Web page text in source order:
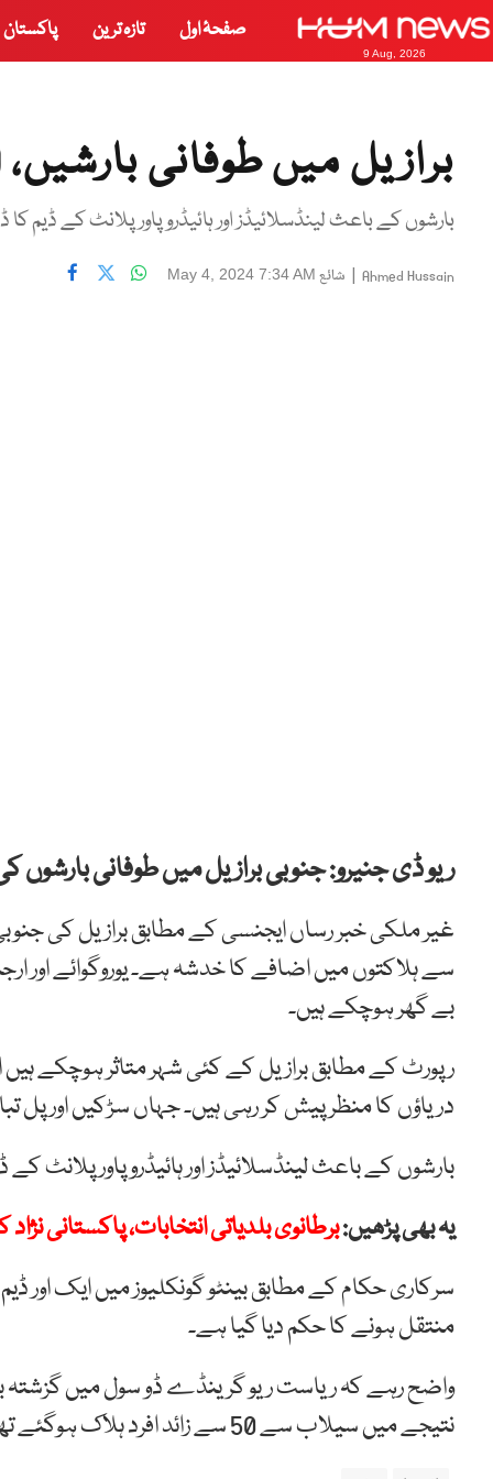
9 Aug, 2026
صفحۂ اول تازہ ترین پاکستان
برازیل میں طوفانی بارشیں، 39 افراد ہلاک، 70سے زائد لاپتہ
بارشوں کے باعث لینڈسلائیڈز اور ہائیڈروپاور پلانٹ کے ڈیم کا
Ahmed Hussain
| شائع May 4, 2024 7:34 AM
ریو ڈی جنیرو: جنوبی برازیل میں طوفانی بارشوں کی وجہ سے 39 افراد ہلاک اور 70 سے
غیر ملکی خبر رساں ایجنسی کے مطابق برازیل کی
بے گھر ہوچکے ہیں۔
رپورٹ کے مطابق برازیل کے کئی شہر متاثر ہوچکے
دریاؤں کا منظر پیش کر رہی ہیں۔ جہاں سڑکیں اور پل
بارشوں کے باعث لینڈسلائیڈز اور ہائیڈروپاور پلانٹ
یہ بھی پڑھیں:برطانوی بلدیاتی انتخابات، پاکستانی
سرکاری حکام کے مطابق بینٹو گونکلیوز میں ایک اور
منتقل ہونے کا حکم دیا گیا ہے۔
واضح رہے کہ ریاست ریو گرینڈے ڈو سول میں گزشتہ
نتیجے میں سیلاب سے 50 سے زائد افرد ہلاک ہوگئے تھے۔